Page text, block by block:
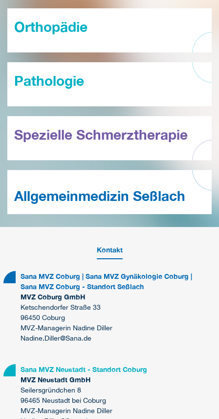
Orthopädie
Pathologie
Spezielle Schmerztherapie
Allgemeinmedizin Seßlach
Kontakt
Sana MVZ Coburg | Sana MVZ Gynäkologie Coburg |
Sana MVZ Coburg - Standort Seßlach
MVZ Coburg GmbH
Ketschendorfer Straße 33
96450 Coburg
MVZ-Managerin Nadine Diller
Nadine.Diller@Sana.de
Sana MVZ Neustadt - Standort Coburg
MVZ Neustadt GmbH
Seilersgründchen 8
96465 Neustadt bei Coburg
MVZ-Managerin Nadine Diller